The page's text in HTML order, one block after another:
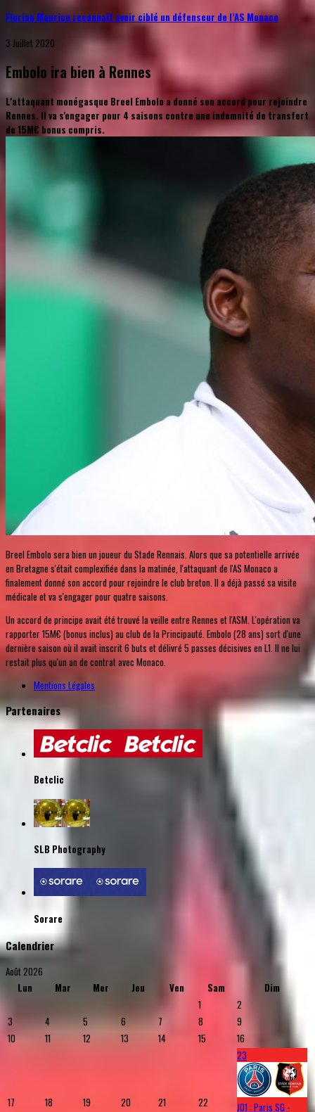
Florian Maurice reconnaît avoir ciblé un défenseur de l’AS Monaco
3 Juillet 2020
Embolo ira bien à Rennes
L'attaquant monégasque Breel Embolo a donné son accord pour rejoindre
Rennes. Il va s'engager pour 4 saisons contre une indemnité de transfert
de 15M€ bonus compris.
Breel Embolo sera bien un joueur du Stade Rennais. Alors que sa potentielle arrivée
en Bretagne s'était complexifiée dans la matinée, l'attaquant de l'AS Monaco a
finalement donné son accord pour rejoindre le club breton. Il a déjà passé sa visite
médicale et va s'engager pour quatre saisons.
Un accord de principe avait été trouvé la veille entre Rennes et l'ASM. L'opération va
rapporter 15M€ (bonus inclus) au club de la Principauté. Embolo (28 ans) sort d'une
dernière saison où il avait inscrit 6 buts et délivré 5 passes décisives en L1. Il ne lui
restait plus qu'un an de contrat avec Monaco.
Mentions Légales
Partenaires
Betclic
SLB Photography
Sorare
Calendrier
Août 2026
Lun
Mar Mer Jeu Ven Sam
Dim
1
2
3
4 5 6 7 8
9
10
11 12 13 14 15 16
17 18 19 20 21 22
23
J01 : Paris SG -